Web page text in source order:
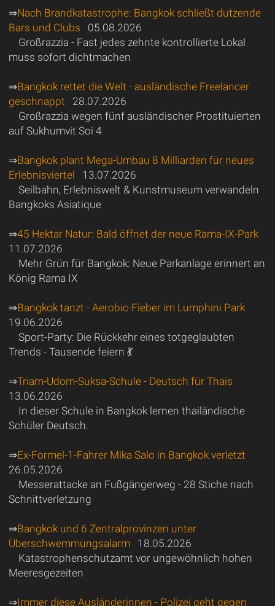
⇒Nach Brandkatastrophe: Bangkok schließt dutzende
Bars und Clubs 05.08.2026
Großrazzia - Fast jedes zehnte kontrollierte Lokal
muss sofort dichtmachen
⇒Bangkok rettet die Welt - ausländische Freelancer
geschnappt 28.07.2026
Großrazzia wegen fünf ausländischer Prostituierten
auf Sukhumvit Soi 4
⇒Bangkok plant Mega-Umbau 8 Milliarden für neues
Erlebnisviertel 13.07.2026
Seilbahn, Erlebniswelt & Kunstmuseum verwandeln
Bangkoks Asiatique
⇒45 Hektar Natur: Bald öffnet der neue Rama-IX-Park
11.07.2026
Mehr Grün für Bangkok: Neue Parkanlage erinnert an
König Rama IX
⇒Bangkok tanzt - Aerobic-Fieber im Lumphini Park
19.06.2026
Sport-Party: Die Rückkehr eines totgeglaubten
Trends - Tausende feiern 💃
⇒Triam-Udom-Suksa-Schule - Deutsch für Thais
13.06.2026
In dieser Schule in Bangkok lernen thailändische
Schüler Deutsch.
⇒Ex-Formel-1-Fahrer Mika Salo in Bangkok verletzt
26.05.2026
Messerattacke an Fußgängerweg - 28 Stiche nach
Schnittverletzung
⇒Bangkok und 6 Zentralprovinzen unter
Überschwemmungsalarm18.05.2026
Katastrophenschutzamt vor ungewöhnlich hohen
Meeresgezeiten
⇒Immer diese Ausländerinnen - Polizei geht gegen